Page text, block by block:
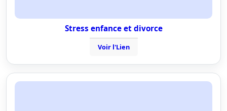
Stress enfance et divorce
Voir l'Lien